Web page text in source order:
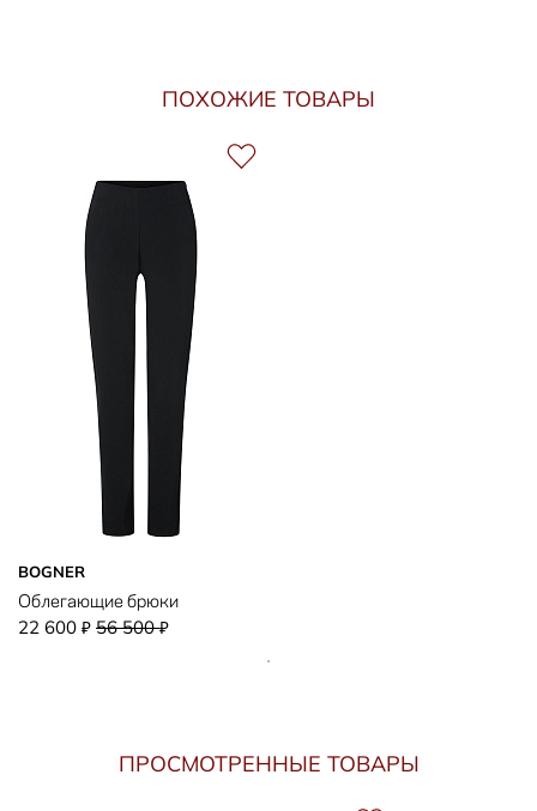
ПОХОЖИЕ ТОВАРЫ
BOGNER
Облегающие брюки
22 600 ₽ 56 500₽
ПРОСМОТРЕННЫЕ ТОВАРЫ